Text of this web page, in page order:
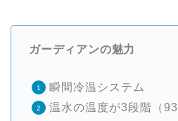
ガーディアンの魅力
瞬間冷温システム
温水の温度が3段階（